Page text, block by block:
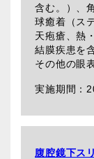
含む。）、
球癒着（ス
天疱瘡、熱
結膜疾患を
その他の眼
腹腔鏡下ス